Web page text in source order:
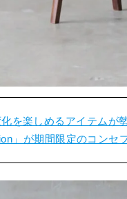
を楽しめるアイテムが
」が期間限定のコンセ